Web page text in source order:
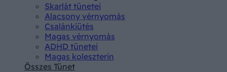
Skarlát tünetei
Alacsony vérnyomás
Csalánkiütés
Magas vérnyomás
ADHD tünetei
Magas koleszterin
Összes Tünet